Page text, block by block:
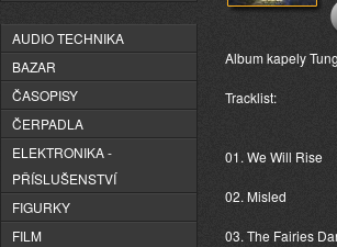
Album kapely
Tracklist:
01. We Will Rise
02. Misled
03. The Fairies
AUDIO TECHNIKA
BAZAR
ČASOPISY
ČERPADLA
ELEKTRONIKA -
PŘÍSLUŠENSTVÍ
FIGURKY
FILM